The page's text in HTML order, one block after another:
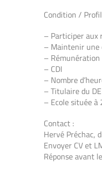
Condition /
– Participer aux
– Maintenir une
– Rémunération
– CDI
– Nombre
– Titulaire du
– Ecole située à
Contact :
Hervé Préchac,
Envoyer CV et
Réponse avant